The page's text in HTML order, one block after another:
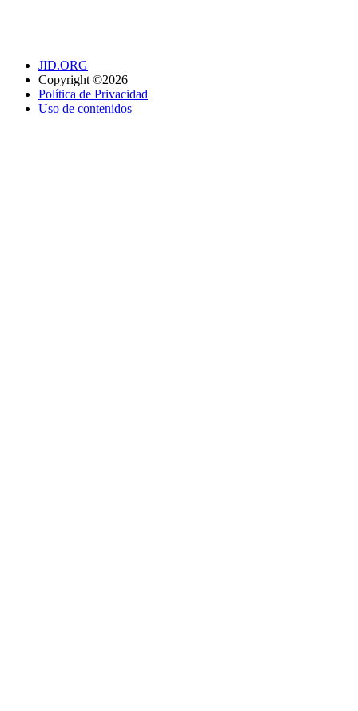
JID.ORG
Copyright ©2026
Política de Privacidad
Uso de contenidos